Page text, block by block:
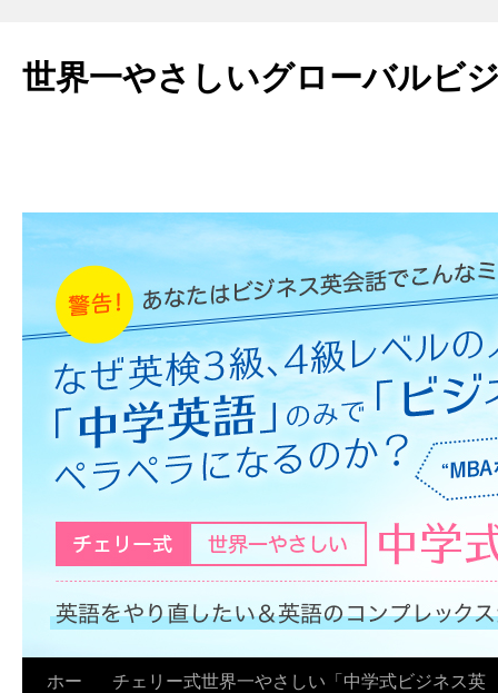
世界一やさしいグローバルビ
ホー
チェリー式世界一やさしい「中学式ビジネス英